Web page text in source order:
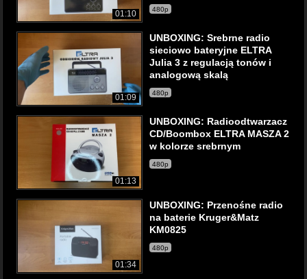
01:10 480p
01:09
UNBOXING: Srebrne radio
sieciowo bateryjne ELTRA
Julia 3 z regulacją tonów i
analogową skalą
480p
01:13
UNBOXING: Radioodtwarzacz
CD/Boombox ELTRA MASZA 2
w kolorze srebrnym
480p
01:34
UNBOXING: Przenośne radio
na baterie Kruger&Matz
KM0825
480p